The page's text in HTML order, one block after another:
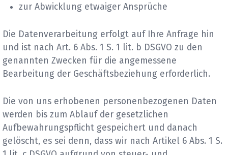
zur Abwicklung etwaiger Ansprüche
Die Datenverarbeitung erfolgt auf Ihre Anfrage hin
und ist nach Art. 6 Abs. 1 S. 1 lit. b DSGVO zu den
genannten Zwecken für die angemessene
Bearbeitung der Geschäftsbeziehung erforderlich.
Die von uns erhobenen personenbezogenen Daten
werden bis zum Ablauf der gesetzlichen
Aufbewahrungspflicht gespeichert und danach
gelöscht, es sei denn, dass wir nach Artikel 6 Abs. 1 S.